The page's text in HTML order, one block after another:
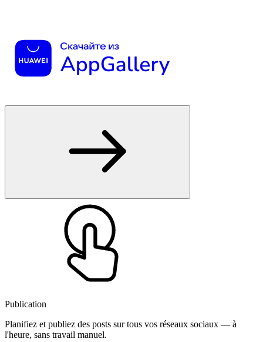
Publication
Planifiez et publiez des posts sur tous vos réseaux sociaux — à
l'heure, sans travail manuel.